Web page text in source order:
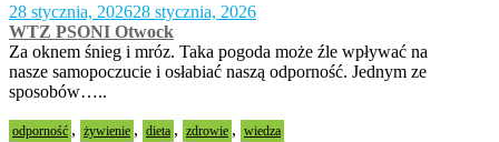
28 stycznia, 202628 stycznia, 2026
WTZ PSONI Otwock
Za oknem śnieg i mróz. Taka pogoda może źle wpływać na
nasze samopoczucie i osłabiać naszą odporność. Jednym ze
sposobów…..
odporność , żywienie , dieta , zdrowie , wiedza